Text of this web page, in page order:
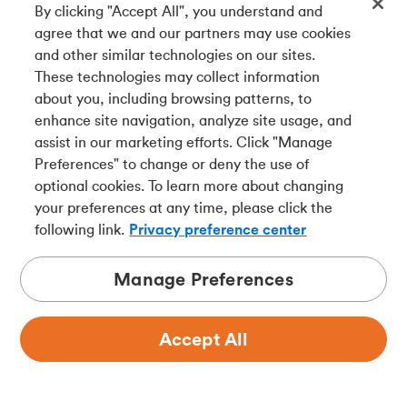
soigneusement choisie si votre investissement perd
de la valeur ou si d’autres investissements
augmentent plus rapidement, maisrésistez à l’envie
de modifiervotre portefeuille trop souvent. Comme
le dit un vieux dicton : votre portefeuille est comme
un savon — plus vous le manipulez, plus il rapetisse.
Investir 10 000 $ avec
Tangerine : par où
commencer
Si vous vous êtes rendu jusqu’ici, vous êtes déjà sur
la bonne voie.
Investir n’a pas besoin d’être compliqué. De nos jours,
vous pouvez investir dans l’ensemble du marché
By clicking "Accept All", you understand and
agree that we and our partners may use cookies
and other similar technologies on our sites.
These technologies may collect information
about you, including browsing patterns, to
enhance site navigation, analyze site usage, and
assist in our marketing efforts. Click "Manage
Preferences" to change or deny the use of
optional cookies. To learn more about changing
your preferences at any time, please click the
following link. Privacy preference center
Manage Preferences
Accept All